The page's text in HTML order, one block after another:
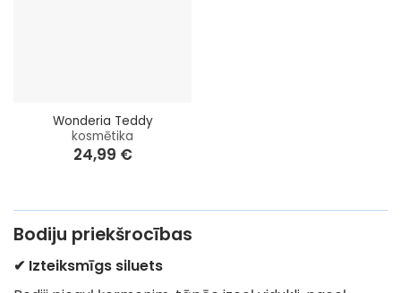
Wonderia Teddy
kosmētika
24,99 €
Bodiju priekšrocības
✔ Izteiksmīgs siluets